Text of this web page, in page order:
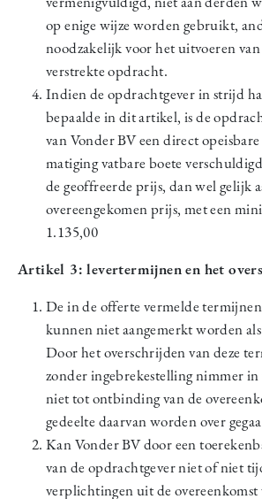
op enige wijze worden gebruikt,
noodzakelijk voor het uitvoeren
verstrekte opdracht.
Indien de opdrachtgever in strijd
bepaalde in dit artikel, is de
van Vonder BV een direct
matiging vatbare boete
de geoffreerde prijs, dan wel gelijk
overeengekomen prijs, met een
1.135,00
Artikel 3: levertermijnen en het
De in de offerte vermelde
kunnen niet aangemerkt worden
Door het overschrijden van deze
zonder ingebrekestelling nimmer
niet tot ontbinding van de
gedeelte daarvan worden over
Kan Vonder BV door een
van de opdrachtgever niet of niet
verplichtingen uit de overeenkomst